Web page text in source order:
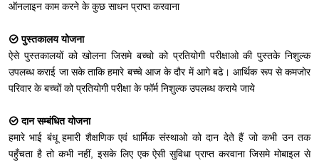
ऑनलाइन काम करने के कुछ साधन प्राप्त करवाना
पुस्तकालय योजना
ऐसे पुस्तकालयों को खोलना जिसमे बच्चो को प्रतियोगी परीक्षाओ की पुस्तके निशुल्क
उपलब्ध कराई जा सके ताकि हमारे बच्चे आज के दौर में आगे बढे। आर्थिक रूप से कमजोर
परिवार के बच्चों को प्रतियोगी परीक्षा के फॉर्म निशुल्क उपलब्ध कराये जाये
दान सम्बंधित योजना
हमारे भाई बंधू हमारी शैक्षणिक एवं धार्मिक संस्थाओ को दान देते हैं जो कभी उन तक
पहुँचता है तो कभी नहीं, इसके लिए एक ऐसी सुविधा प्राप्त करवाना जिसमे मोबाइल से